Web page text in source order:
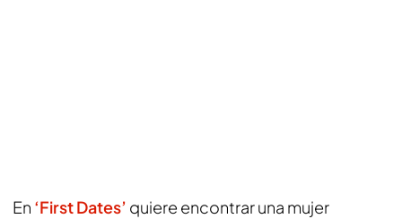
En ‘First Dates’ quiere encontrar una mujer